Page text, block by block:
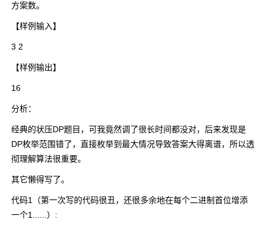
方案数。
【样例输入】
3 2
【样例输出】
16
分析：
经典的状压DP题目，可我竟然调了很长时间都没对，后来发现是
DP枚举范围错了，直接枚举到最大情况导致答案大得离谱，所以透
彻理解算法很重要。
其它懒得写了。
代码1（第一次写的代码很丑，还很多余地在每个二进制首位增添
一个1......）: